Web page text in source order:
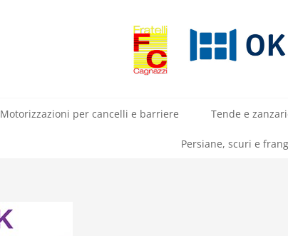
Motorizzazioni per cancelli e barriere Tende e
Persiane, scuri e